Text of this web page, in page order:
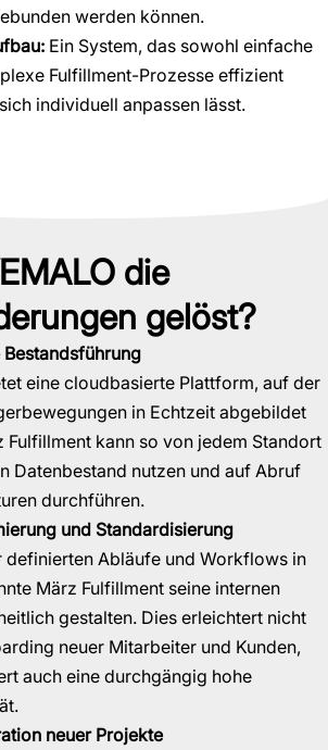
werden können.
Ein System, das sowohl einfache
Fulfillment-Prozesse effizient
individuell anpassen lässt.
die
gelöst?
eine cloudbasierte Plattform, auf der
in Echtzeit abgebildet
Fulfillment kann so von jedem Standort
Datenbestand nutzen und auf Abruf
durchführen.
und Standardisierung
definierten Abläufe und Workflows in
März Fulfillment seine internen
gestalten. Dies erleichtert nicht
neuer Mitarbeiter und Kunden,
auch eine durchgängig hohe
neuer Projekte